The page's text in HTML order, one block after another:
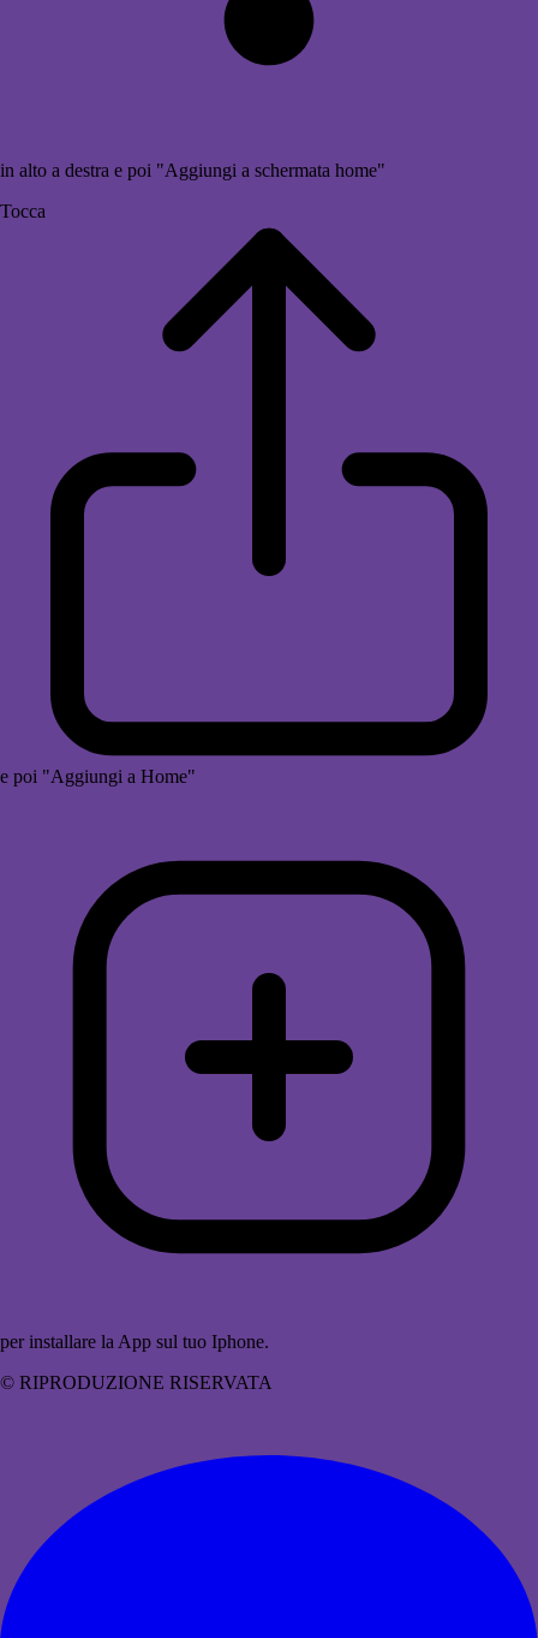
in alto a destra e poi "Aggiungi a schermata home"
Tocca
e poi "Aggiungi a Home"
per installare la App sul tuo Iphone.
© RIPRODUZIONE RISERVATA